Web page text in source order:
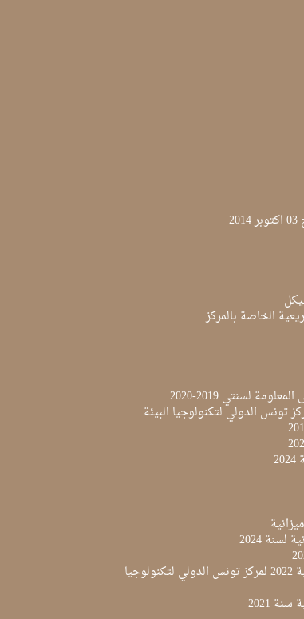
الخاصة بالمركز
لسنتي 2019-2020
2024
مقرر المصادقة على ميزانية 2022 لمركز تونس الدولي لتكنولوجيا
2021